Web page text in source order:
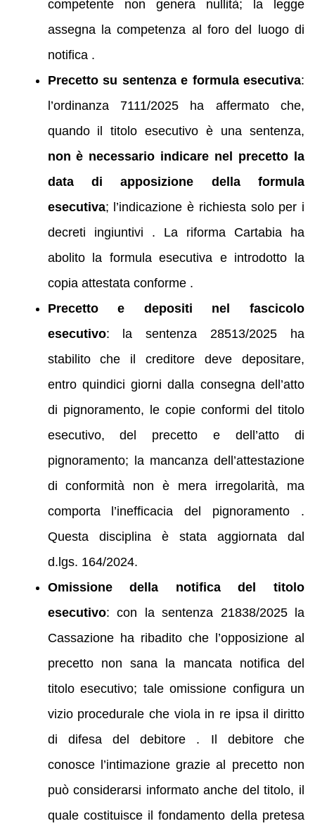
competente non genera nullità; la legge
assegna la competenza al foro del luogo di
notifica .
Precetto su sentenza e formula esecutiva:
l’ordinanza 7111/2025 ha affermato che,
quando il titolo esecutivo è una sentenza,
non è necessario indicare nel precetto la
data di apposizione della formula
esecutiva; l’indicazione è richiesta solo per i
decreti ingiuntivi . La riforma Cartabia ha
abolito la formula esecutiva e introdotto la
copia attestata conforme .
Precetto e depositi nel fascicolo
esecutivo: la sentenza 28513/2025 ha
stabilito che il creditore deve depositare,
entro quindici giorni dalla consegna dell’atto
di pignoramento, le copie conformi del titolo
esecutivo, del precetto e dell’atto di
pignoramento; la mancanza dell’attestazione
di conformità non è mera irregolarità, ma
comporta l’inefficacia del pignoramento .
Questa disciplina è stata aggiornata dal
d.lgs. 164/2024.
Omissione della notifica del titolo
esecutivo: con la sentenza 21838/2025 la
Cassazione ha ribadito che l’opposizione al
precetto non sana la mancata notifica del
titolo esecutivo; tale omissione configura un
vizio procedurale che viola in re ipsa il diritto
di difesa del debitore . Il debitore che
conosce l’intimazione grazie al precetto non
può considerarsi informato anche del titolo, il
quale costituisce il fondamento della pretesa